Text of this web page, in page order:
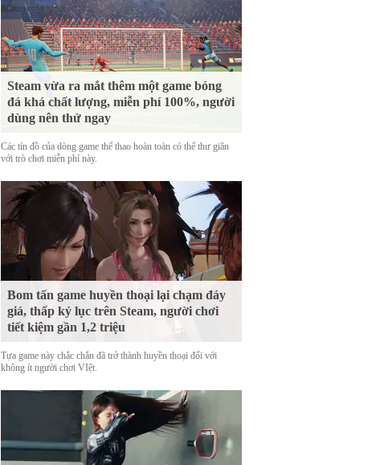
Steam vừa ra mắt thêm một game bóng
đá khá chất lượng, miễn phí 100%, người
dùng nên thử ngay
Các tín đồ của dòng game thể thao hoàn toàn có thể thư giãn
với trò chơi miễn phí này.
Bom tấn game huyền thoại lại chạm đáy
giá, thấp kỷ lục trên Steam, người chơi
tiết kiệm gần 1,2 triệu
Tựa game này chắc chắn đã trở thành huyền thoại đối với
không ít người chơi VIệt.